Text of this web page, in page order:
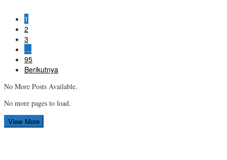
1
2
3
…
95
Berikutnya
No More Posts Available.
No more pages to load.
View More